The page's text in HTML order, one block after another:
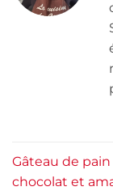
Gâteau de pain
chocolat et